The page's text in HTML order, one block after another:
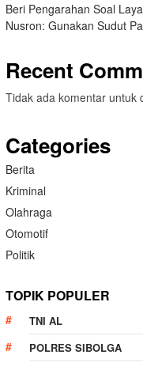
Beri Pengarahan Soal
Nusron: Gunakan Sudut
Recent
Tidak ada komentar untuk
Categories
Berita
Kriminal
Olahraga
Otomotif
Politik
TOPIK POPULER
TNI AL
POLRES SIBOLGA